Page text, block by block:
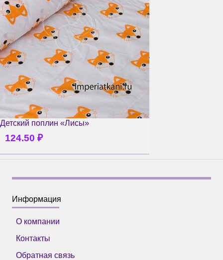
Детский поплин «Лисы»
124.50 ₽
Информация
О компании
Контакты
Обратная связь